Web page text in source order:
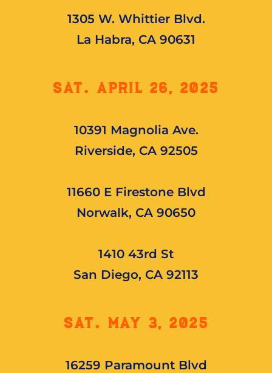
1305 W. Whittier Blvd.
La Habra, CA 90631
SAT. APRIL 26, 2025
10391 Magnolia Ave.
Riverside, CA 92505
11660 E Firestone Blvd
Norwalk, CA 90650
1410 43rd St
San Diego, CA 92113
SAT. may 3, 2025
16259 Paramount Blvd